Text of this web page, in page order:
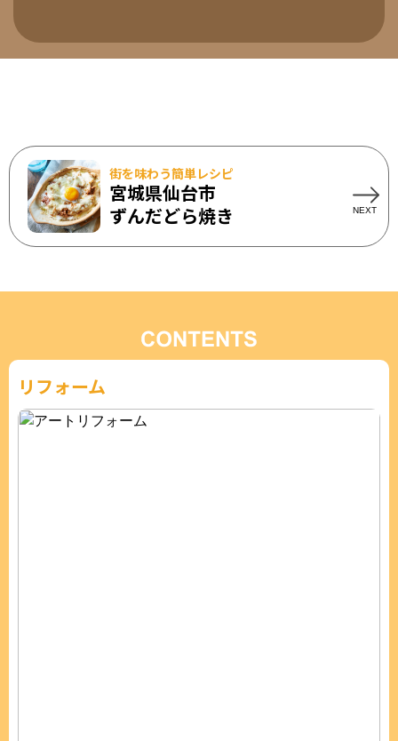
街を味わう簡単レシピ
宮城県仙台市
ずんだどら焼き
リフォーム